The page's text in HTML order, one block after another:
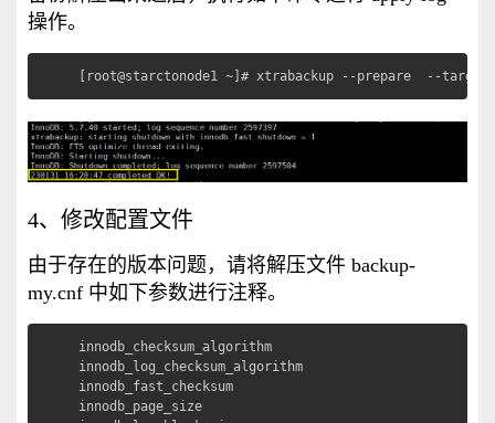
操作。
[root@starctonode1 ~]# xtrabackup --prepare  --
4、修改配置文件
由于存在的版本问题，请将解压文件 backup-
my.cnf 中如下参数进行注释。
innodb_checksum_algorithm
innodb_log_checksum_algorithm
innodb_fast_checksum
innodb_page_size